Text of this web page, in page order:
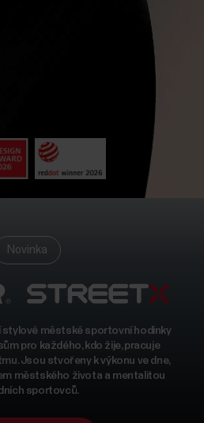
Novinka
stylové městské sportovní hodinky
pro každého, kdo žije, pracuje
Jsou stvořeny k výkonu ve dne,
městského života a mentalitou
sportovců.